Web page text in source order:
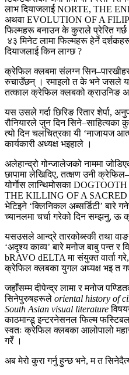
लाभ दियाजलाई NORTE, THE
अथवा EVOLUTION OF A
फिल्महरू बनाउन के कुराले प्रेरित
४३ मिनेट लामा फिल्महरू हेर्ने
दियाजलाई किन लाग्छ ?
क्रेफिल क्लबमा संलग्न
रुचाउँछन् । रमाइलो त के भने जसले
तत्काल क्रेफिल क्लबको क्राउनिङ
यस उसले गर्दा छिरिङ रितार शेर्पा,
रौनियारले जुन दिन सिने–साहित्यका
त्यो दिन चलचित्रका यी ‘नाजायज
कार्यकारी अध्यक्ष भइहाले ।
अलेहान्द्रो गोन्जालेजको नाममा
छापामा लेखिदिए, तत्क्षण उनी
योर्गाेस लान्थिमोसका
THE KILLING OF A SACRED
भेटिइने ‘क्लिनिकल अब्सर्डिटी’ बारे
च्यानलमा चर्चा गरेको दिन सम्झनु,
यसउसले आन्द्रे तारकोब्स्की तथा वाङ
‘अदृश्य काव्य’ बारे मनोज बाबु पन्त र
bRAVO dELTA मा संयुक्त वार्ता गरे,
क्रेफिल क्लबका युगल अध्यक्ष भइ त
जहाँसम्म दीपेन्द्र लामा र मनोज
सिनेपुरुषहरूले oriental history of
South Asian visual literature
काठमान्डू इन्टरनेसनल फिल्म
स्वतः क्रेफिल क्लबका आलोपालो
गरेँ ।
अब मेरो कुरा गर्नु हुन्छ भने, म त